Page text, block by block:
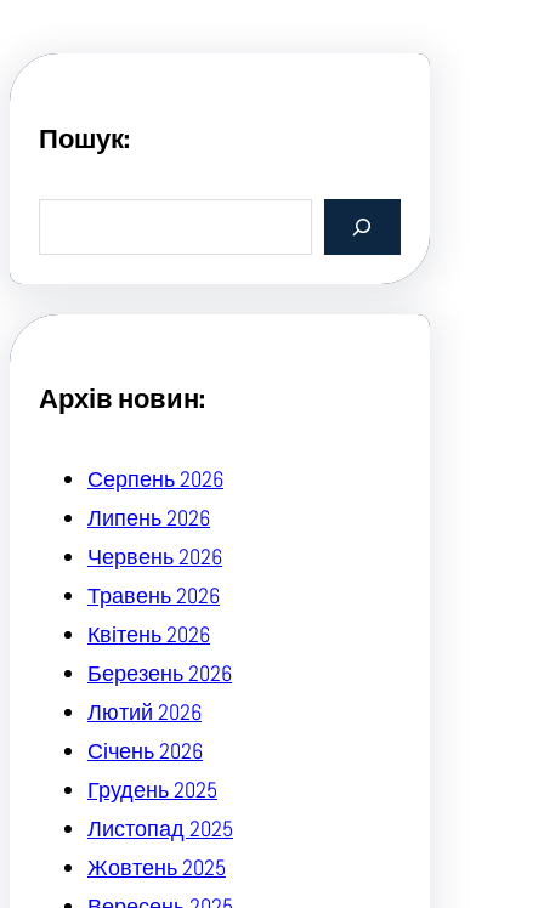
Пошук:
a
c
Архів новин:
Серпень 2026
Липень 2026
Червень 2026
Травень 2026
Квітень 2026
Березень 2026
Лютий 2026
Січень 2026
Грудень 2025
Листопад 2025
Жовтень 2025